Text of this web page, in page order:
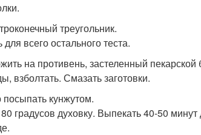
треугольник.
всего остального теста.
на противень, застеленный пекарской
взболтать. Смазать заготовки.
кунжутом.
градусов духовку. Выпекать 40-50